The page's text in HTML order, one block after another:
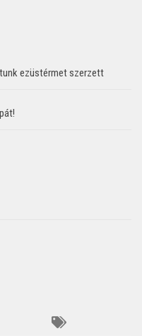
ezüstérmet szerzett